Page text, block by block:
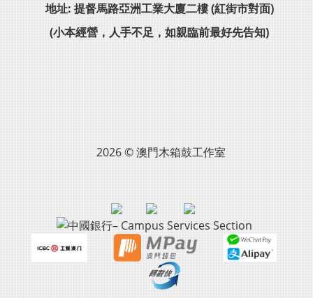
地址: 提督馬路亞洲工業大廈二樓 (紅街市對面)
(小本經營，人手不足，如親臨前最好先告知)
2026 © 澳門木箱鼓工作室